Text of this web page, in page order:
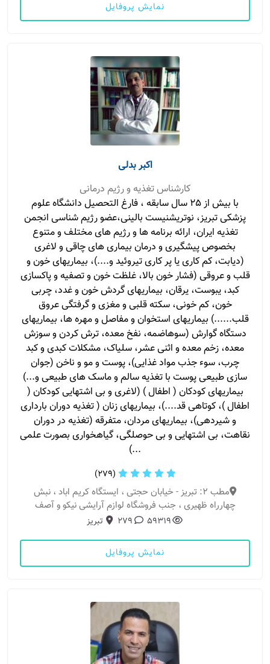
نمایش پروفایل
اکبر بدلی
کارشناس تغذیه و رژیم درمانی
با بیش از 25 سال سابقه ، فارغ التحصیل دانشگاه علوم
پزشکی تبریز، نوتریشنیست بالینی،عضو رژیم شناسی انجمن
تغذیه ایران، ارائه برنامه ها و رژیم های مختلف و متنوع
بخصوص پیشگیری و درمان بیماری های چاقی و لاغری
(دیابت، کم کاری یا پر کاری تیروئید و....)، بیماریهای خون و
قلب و عروقی (فشار خون بالا، غلظت خون و تصفیه و پاکسازی
کبد، یبوست، یرقان، بیماریهای گردش خون و غدد، چربی
خون، کم خونی، سکته قلبی و مغزی و گرفتگی عروق
قلب......) بیماریهای استخوان و مفاصل و مهره ها، بیماریهای
دستگاه گوارش (سوهاضمه، نفخ معده، ترش کردن و سوزش
معده، زخم معده و اثنی عشر، سلیاک، مشکلات کبدی و کبد
چرب، سوء جذب مواد غذایی)، پوست و مو و ناخن (جوان
سازی طبیعی پوست با تغذیه سالم و ماسک های طبیعی و...)
بیماریهای کودکان ( اطفال ) (لاغری و بی اشتهایی کودکان (
اطفال )، کوتاهی قد....)، بیماریهای زنان ( تغذیه دوران بارداری
و شیردهی)، بیماریهای مردان، متفرقه (تغذیه در دوران
نقاهت، بی اشتهایی و بی حوصلگی، گیاهخواری بصورت علمی
...)
(279)
مطب 2: تبریز - خیابان حجتی ، ایستگاه کریم اباد ، نبش
چهارراه ظهیری ، جنب فروشگاه لوازم آرایشی نیکو و آصف
59319
279 تبریز
نمایش پروفایل